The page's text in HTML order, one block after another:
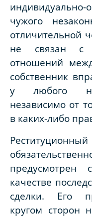
чужого
отличительной
не связан с
отношений
собственник
у любого
независимо от
в каких-либо
качестве
сделки. Его
кругом сторон